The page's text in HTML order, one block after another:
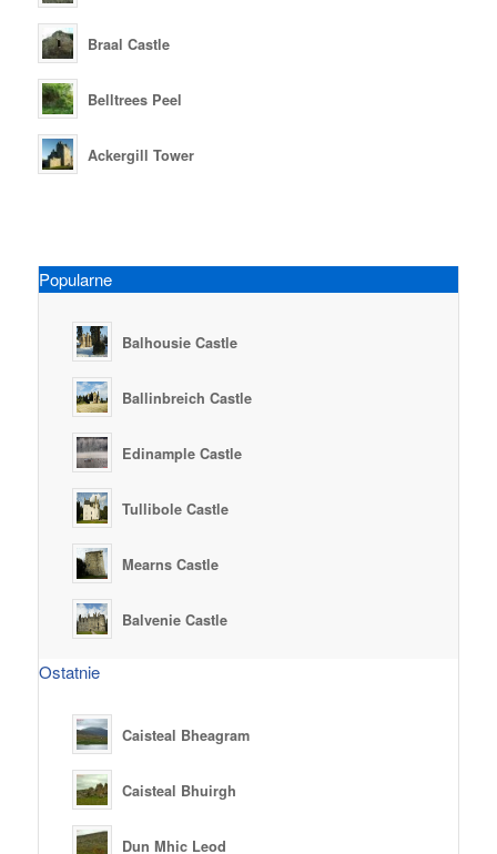
Braal Castle
Belltrees Peel
Ackergill Tower
Popularne
Balhousie Castle
Ballinbreich Castle
Edinample Castle
Tullibole Castle
Mearns Castle
Balvenie Castle
Ostatnie
Caisteal Bheagram
Caisteal Bhuirgh
Dun Mhic Leod